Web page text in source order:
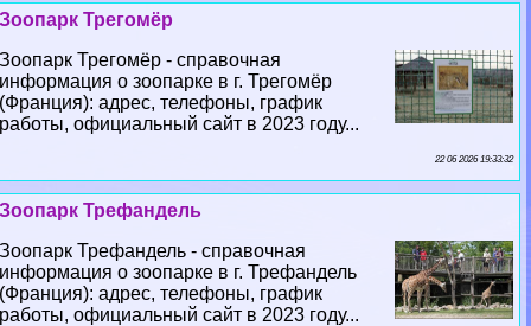
Зоопарк Трегомёр
Зоопарк Трегомёр - справочная
информация о зоопарке в г. Трегомёр
(Франция): адрес, телефоны, график
работы, официальный сайт в 2023 году...
22 06 2026 19:33:32
Зоопарк Трефандель
Зоопарк Трефандель - справочная
информация о зоопарке в г. Трефандель
(Франция): адрес, телефоны, график
работы, официальный сайт в 2023 году...